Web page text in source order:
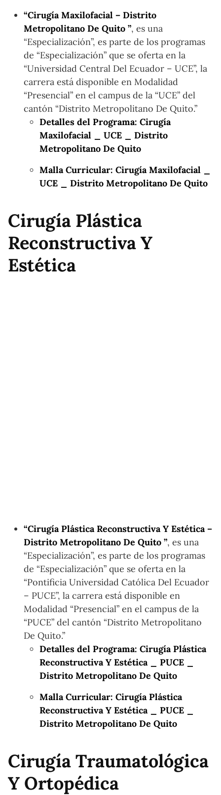
“Cirugía Maxilofacial – Distrito
Metropolitano De Quito ”, es una
“Especialización”, es parte de los programas
de “Especialización” que se oferta en la
“Universidad Central Del Ecuador – UCE”, la
carrera está disponible en Modalidad
“Presencial” en el campus de la “UCE” del
cantón “Distrito Metropolitano De Quito.”
Detalles del Programa: Cirugía
Maxilofacial _ UCE _ Distrito
Metropolitano De Quito
Malla Curricular: Cirugía Maxilofacial _
UCE _ Distrito Metropolitano De Quito
Cirugía Plástica
Reconstructiva Y
Estética
“Cirugía Plástica Reconstructiva Y Estética –
Distrito Metropolitano De Quito ”, es una
“Especialización”, es parte de los programas
de “Especialización” que se oferta en la
“Pontificia Universidad Católica Del Ecuador
– PUCE”, la carrera está disponible en
Modalidad “Presencial” en el campus de la
“PUCE” del cantón “Distrito Metropolitano
De Quito.”
Detalles del Programa: Cirugía Plástica
Reconstructiva Y Estética _ PUCE _
Distrito Metropolitano De Quito
Malla Curricular: Cirugía Plástica
Reconstructiva Y Estética _ PUCE _
Distrito Metropolitano De Quito
Cirugía Traumatológica
Y Ortopédica